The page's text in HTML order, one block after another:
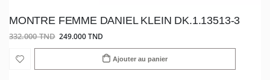
MONTRE FEMME DANIEL KLEIN DK.1.13513-3
332.000 TND 249.000 TND
Ajouter au panier